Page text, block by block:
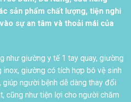
sản phẩm chất lượng, tiện nghi
sự an tâm và thoải mái của
như giường y tế 1 tay quay, giường
inox, giường có tích hợp bô vệ sinh
người bệnh dễ dàng thay đổi
cũng như tiện lợi cho người chăm